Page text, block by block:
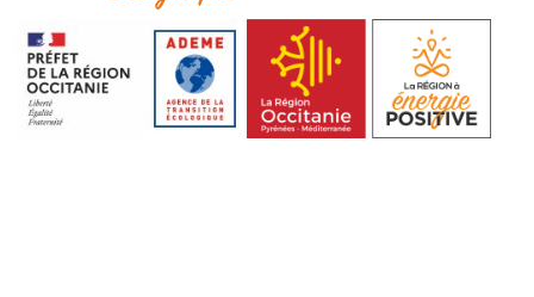
TOTEn Occitanie | Territoires
d’Occitanie pour la Transition
Energétique